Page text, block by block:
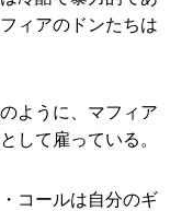
ィアのドンたちは
ように、マフィア
して雇っている。
コールは自分のギ